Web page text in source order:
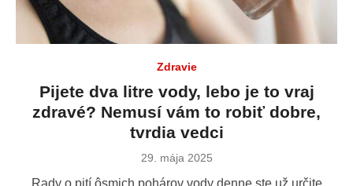
Zdravie
Pijete dva litre vody, lebo je to vraj
zdravé? Nemusí vám to robiť dobre,
tvrdia vedci
Publikované
29. mája 2025
Rady o pití ôsmich pohárov vody denne ste už určite